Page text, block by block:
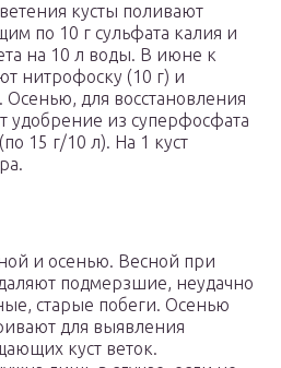
кусты поливают
по 10 г сульфата калия и
на 10 л воды. В июне к
нитрофоску (10 г) и
для восстановления
удобрение из суперфосфата
15 г/10 л). На 1 куст
и осенью. Весной при
подмерзшие, неудачно
старые побеги. Осенью
для выявления
куст веток.